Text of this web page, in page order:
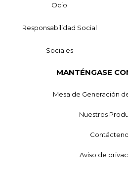
Ocio
Responsabilidad Social
Sociales
MANTÉNGASE
Mesa de Generación
Nuestros
Aviso de